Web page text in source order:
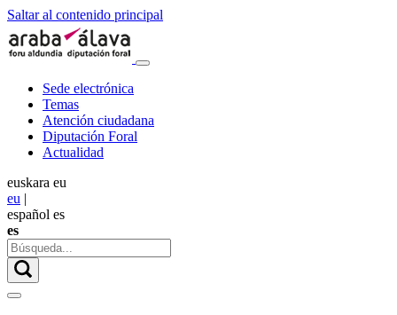
Saltar al contenido principal
Sede electrónica
Temas
Atención ciudadana
Diputación Foral
Actualidad
euskara eu
eu |
español es
es